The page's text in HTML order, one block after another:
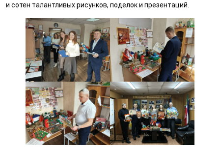
и сотен талантливых рисунков, поделок и презентаций.